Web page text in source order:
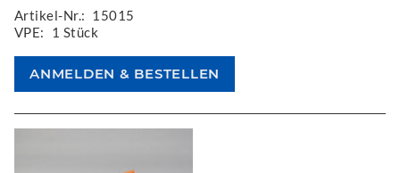
Artikel-Nr.: 15015
VPE:
1 Stück